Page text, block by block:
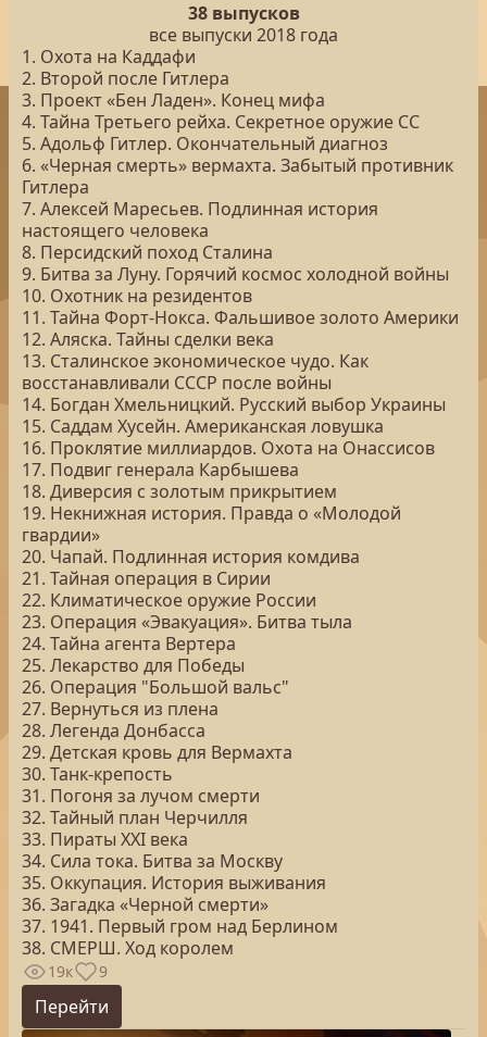
38 выпусков
все выпуски 2018 года
1. Охота на Каддафи
2. Второй после Гитлера
3. Проект «Бен Ладен». Конец мифа
4. Тайна Третьего рейха. Секретное оружие СС
5. Адольф Гитлер. Окончательный диагноз
6. «Черная смерть» вермахта. Забытый противник
Гитлера
7. Алексей Маресьев. Подлинная история
настоящего человека
8. Персидский поход Сталина
9. Битва за Луну. Горячий космос холодной войны
10. Охотник на резидентов
11. Тайна Форт-Нокса. Фальшивое золото Америки
12. Аляска. Тайны сделки века
13. Сталинское экономическое чудо. Как
восстанавливали СССР после войны
14. Богдан Хмельницкий. Русский выбор Украины
15. Саддам Хусейн. Американская ловушка
16. Проклятие миллиардов. Охота на Онассисов
17. Подвиг генерала Карбышева
18. Диверсия с золотым прикрытием
19. Некнижная история. Правда о «Молодой
гвардии»
20. Чапай. Подлинная история комдива
21. Тайная операция в Сирии
22. Климатическое оружие России
23. Операция «Эвакуация». Битва тыла
24. Тайна агента Вертера
25. Лекарство для Победы
26. Операция "Большой вальс"
27. Вернуться из плена
28. Легенда Донбасса
29. Детская кровь для Вермахта
30. Танк-крепость
31. Погоня за лучом смерти
32. Тайный план Черчилля
33. Пираты ХХI века
34. Сила тока. Битва за Москву
35. Оккупация. История выживания
36. Загадка «Черной смерти»
37. 1941. Первый гром над Берлином
38. СМЕРШ. Ход королем
19к 9
Перейти